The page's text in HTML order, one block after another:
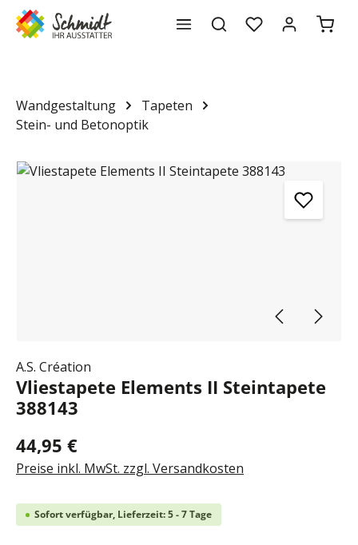
springen
Wandgestaltung
Tapeten
Stein- und Betonoptik
Bildergalerie überspringen
A.S. Création
Vliestapete Elements II Steintapete
388143
44,95 €
Preise inkl. MwSt. zzgl. Versandkosten
Sofort verfügbar, Lieferzeit: 5 - 7 Tage